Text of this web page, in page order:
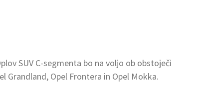
SUV C-segmenta bo na voljo ob obstoječi
Grandland, Opel Frontera in Opel Mokka.